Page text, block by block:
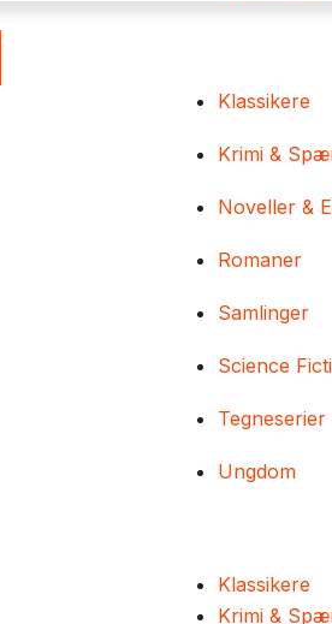
Klassikere
Krimi &
Noveller &
Romaner
Samlinger
Science
Tegneserier
Ungdom
Klassikere
Krimi &